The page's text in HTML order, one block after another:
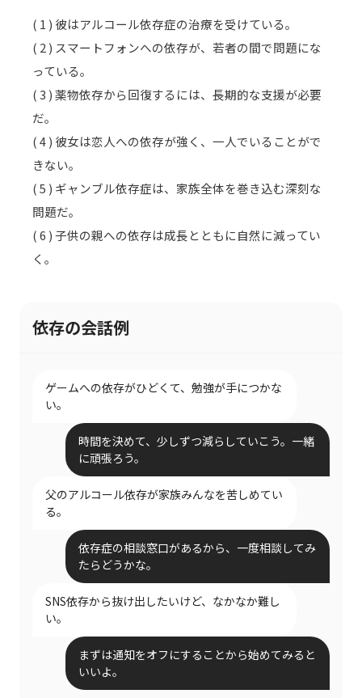
( 1 ) 彼はアルコール依存症の治療を受けている。
( 2 ) スマートフォンへの依存が、若者の間で問題にな
っている。
( 3 ) 薬物依存から回復するには、長期的な支援が必要
だ。
( 4 ) 彼女は恋人への依存が強く、一人でいることがで
きない。
( 5 ) ギャンブル依存症は、家族全体を巻き込む深刻な
問題だ。
( 6 ) 子供の親への依存は成長とともに自然に減ってい
く。
依存の会話例
ゲームへの依存がひどくて、勉強が手につかな
い。
時間を決めて、少しずつ減らしていこう。一緒
に頑張ろう。
父のアルコール依存が家族みんなを苦しめてい
る。
依存症の相談窓口があるから、一度相談してみ
たらどうかな。
SNS依存から抜け出したいけど、なかなか難し
い。
まずは通知をオフにすることから始めてみると
いいよ。